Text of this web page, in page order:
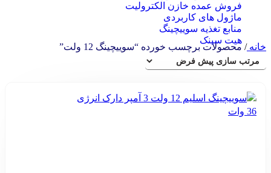
فروش عمده خازن الکترولیت
ماژول های کاربردی
منابع تغذیه سوییچینگ
هیت سینک
خانه/ محصولات برچسب خورده “سوییچینگ 12 ولت”